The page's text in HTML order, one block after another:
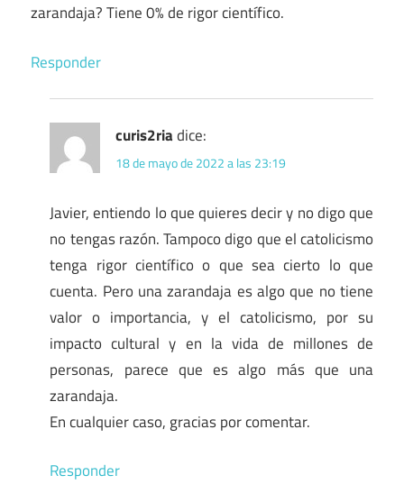
zarandaja? Tiene 0% de rigor científico.
Responder
curis2ria dice:
18 de mayo de 2022 a las 23:19
Javier, entiendo lo que quieres decir y no digo que
no tengas razón. Tampoco digo que el catolicismo
tenga rigor científico o que sea cierto lo que
cuenta. Pero una zarandaja es algo que no tiene
valor o importancia, y el catolicismo, por su
impacto cultural y en la vida de millones de
personas, parece que es algo más que una
zarandaja.
En cualquier caso, gracias por comentar.
Responder